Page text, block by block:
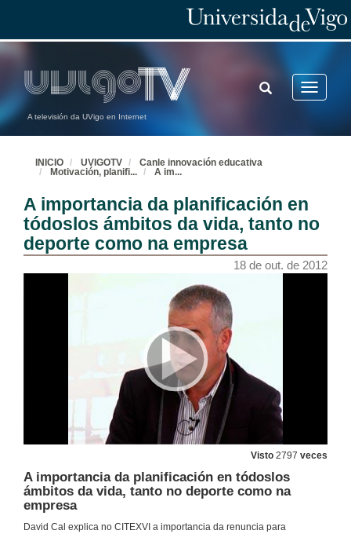
A televisión da UVigo en Internet
Toggle
TOGGLE
SEARCH
INICIO UVIGOTV
Canle innovación educativa
Motivación, planifi... A im...
A importancia da planificación en
tódoslos ámbitos da vida, tanto no
deporte como na empresa
18 de out. de 2012
Visto 2797 veces
A importancia da planificación en tódoslos
ámbitos da vida, tanto no deporte como na
empresa
David Cal explica no CITEXVI a importancia da renuncia para